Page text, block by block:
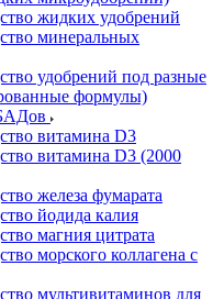
жидких удобрений
минеральных
удобрений под разные
формулы)
витамина D3
витамина D3 (2000
железа фумарата
йодида калия
магния цитрата
морского коллагена с
мультивитаминов для